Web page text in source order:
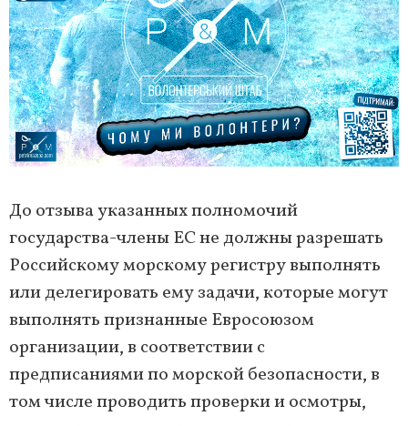
До отзыва указанных полномочий
государства-члены ЕС не должны разрешать
Российскому морскому регистру выполнять
или делегировать ему задачи, которые могут
выполнять признанные Евросоюзом
организации, в соответствии с
предписаниями по морской безопасности, в
том числе проводить проверки и осмотры,